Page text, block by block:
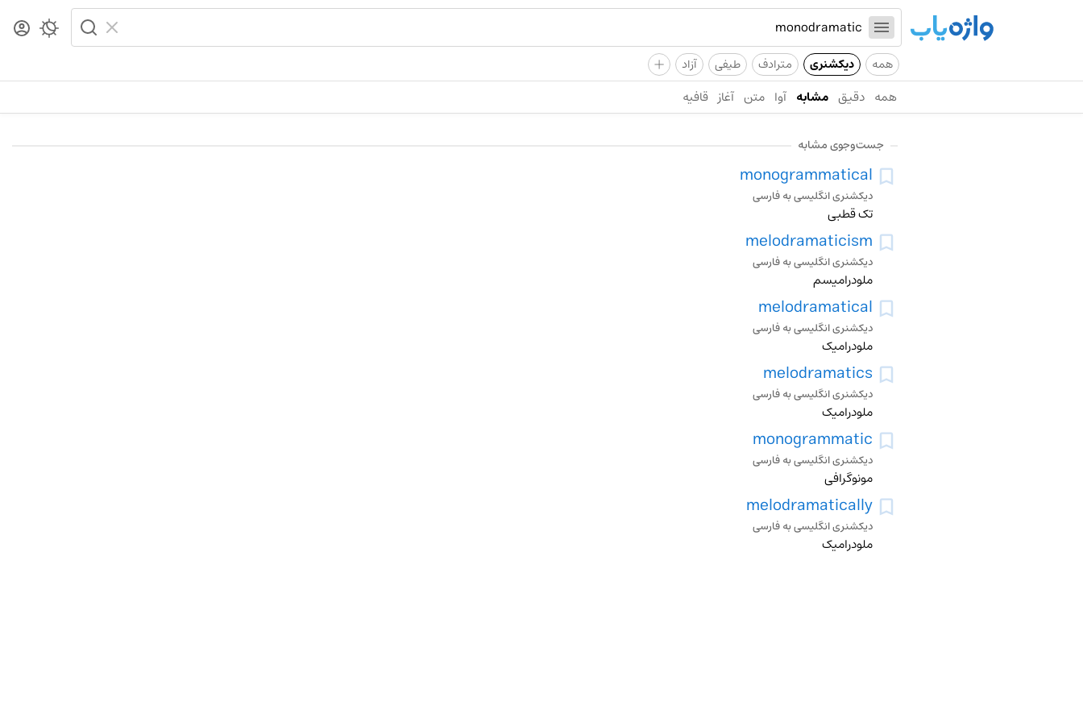
همه دیکشنری مترادف طیفی آزاد +
همه دقیق مشابه آوا متن آغاز قافیه
جست‌وجوی مشابه
monogrammatical
دیکشنری انگلیسی به فارسی
تک قطبی
melodramaticism
دیکشنری انگلیسی به فارسی
ملودرامیسم
melodramatical
دیکشنری انگلیسی به فارسی
ملودرامیک
melodramatics
دیکشنری انگلیسی به فارسی
ملودرامیک
monogrammatic
دیکشنری انگلیسی به فارسی
مونوگرافی
melodramatically
دیکشنری انگلیسی به فارسی
ملودرامیک